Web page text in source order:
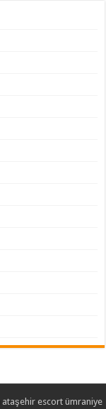
ataşehir escort ümraniye